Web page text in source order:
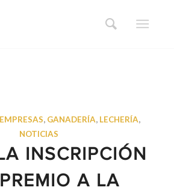
EMPRESAS, GANADERÍA, LECHERÍA,
NOTICIAS
INSCRIPCIÓN
A LA